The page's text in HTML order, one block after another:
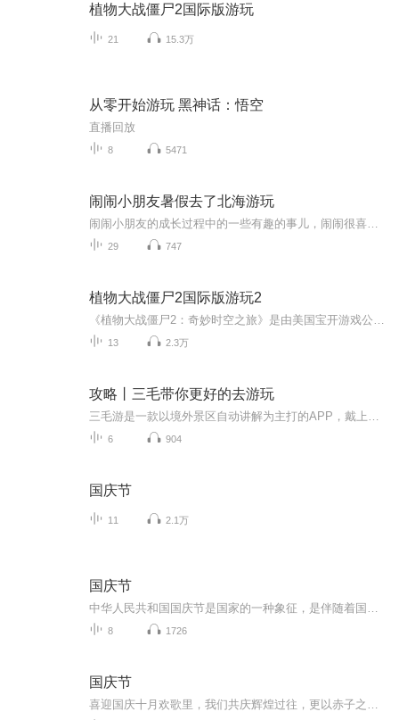
植物大战僵尸2国际版游玩
21 15.3万
从零开始游玩 黑神话：悟空
直播回放
8 5471
闹闹小朋友暑假去了北海游玩
29 747
植物大战僵尸2国际版游玩2
13 2.3万
攻略丨三毛带你更好的去游玩
6 904
国庆节
11 2.1万
国庆节
8 1726
国庆节